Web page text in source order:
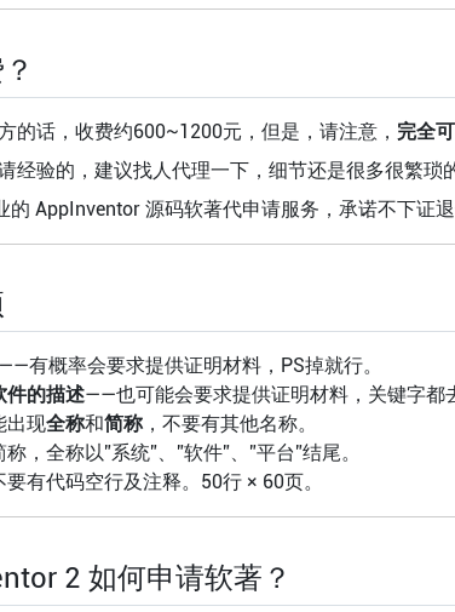
的话，收费约600~1200元，但是，请注意， 完全
经验的，建议找人代理一下，细节还是很多很繁琐的
的 AppInventor 源码软著代申请服务，承诺不下证退
有概率会要求提供证明材料，PS掉就行。
件的描述——也可能会要求提供证明材料，关键字都
出现全称和简称，不要有其他名称。
称，全称以”系统”、”软件”、”平台”结尾。
有代码空行及注释。50行 × 60页。
2 如何申请软著？